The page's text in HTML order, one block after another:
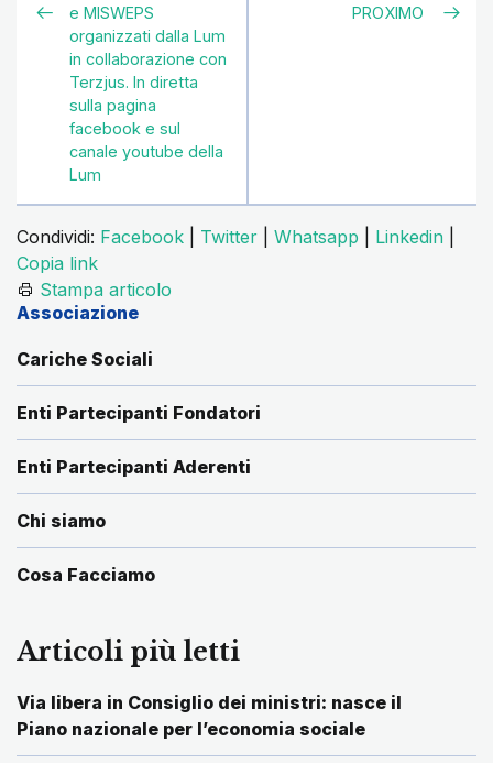
e MISWEPS
organizzati dalla Lum
in collaborazione con
Terzjus. In diretta
sulla pagina
facebook e sul
canale youtube della
Lum
PROXIMO
Condividi: Facebook Twitter Whatsapp Linkedin
Copia link
Stampa articolo
Associazione
Cariche Sociali
Enti Partecipanti Fondatori
Enti Partecipanti Aderenti
Chi siamo
Cosa Facciamo
Articoli più letti
Via libera in Consiglio dei ministri: nasce il
Piano nazionale per l’economia sociale